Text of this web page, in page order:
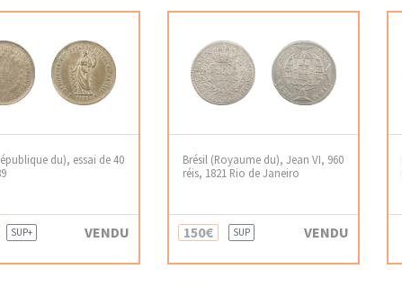
du), essai de 40
SUP+ VENDU
Brésil (Royaume du), Jean VI, 960
réis, 1821 Rio de Janeiro
150€ SUP VENDU